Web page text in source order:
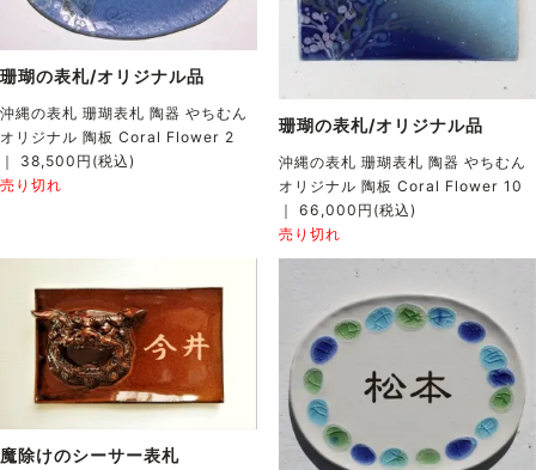
珊瑚の表札/オリジナル品
沖縄の表札 珊瑚表札 陶器 やちむん
オリジナル 陶板 Coral Flower 2
｜ 38,500円(税込)
売り切れ
珊瑚の表札/オリジナル品
沖縄の表札 珊瑚表札 陶器 やちむん
オリジナル 陶板 Coral Flower 10
｜ 66,000円(税込)
売り切れ
魔除けのシーサー表札